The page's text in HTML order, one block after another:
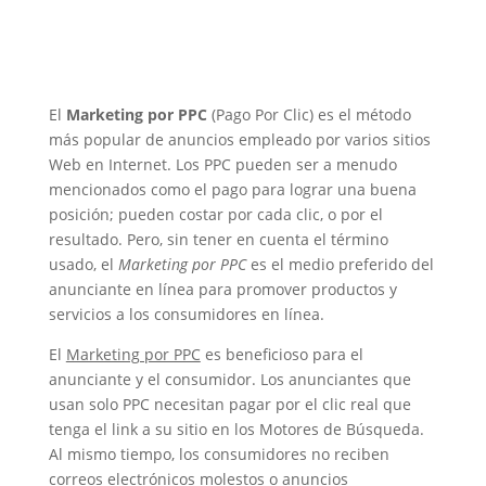
El Marketing por PPC (Pago Por Clic) es el método
más popular de anuncios empleado por varios sitios
Web en Internet. Los PPC pueden ser a menudo
mencionados como el pago para lograr una buena
posición; pueden costar por cada clic, o por el
resultado. Pero, sin tener en cuenta el término
usado, el Marketing por PPCes el medio preferido del
anunciante en línea para promover productos y
servicios a los consumidores en línea.
El Marketing por PPCes beneficioso para el
anunciante y el consumidor. Los anunciantes que
usan solo PPC necesitan pagar por el clic real que
tenga el link a su sitio en los Motores de Búsqueda.
Al mismo tiempo, los consumidores no reciben
correos electrónicos molestos o anuncios